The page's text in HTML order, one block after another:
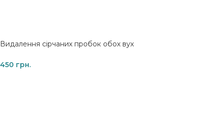
Видалення сірчаних пробок обох вух
450